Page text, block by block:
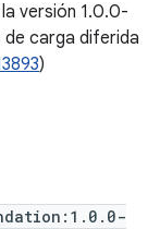
versión 1.0.0-
de carga diferida
)